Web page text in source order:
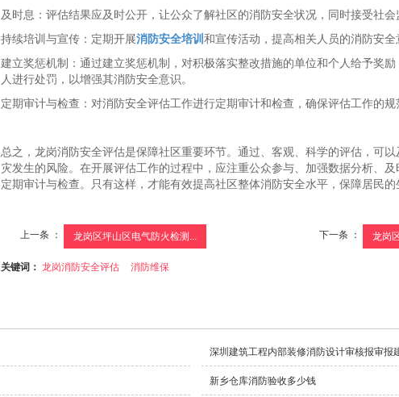
及时息：评估结果应及时公开，让公众了解社区的消防安全状况，同时接受社会
持续培训与宣传：定期开展消防安全培训 和宣传活动，提高相关人员的消防安全
建立奖惩机制：通过建立奖惩机制，对积极落实整改措施的单位和个人给予奖
人进行处罚，以增强其消防安全意识。
定期审计与检查：对消防安全评估工作进行定期审计和检查，确保评估工作的规
总之，龙岗消防安全评估是保障社区重要环节。通过 、客观、科学的评估，可
灾发生的风险。在开展评估工作的过程中，应注重公众参与、加强数据分析、及
定期审计与检查。只有这样，才能有效提高社区整体消防安全水平，保障居民的
上一条 ： 龙岗区坪山区电气防火检测... 下一条 ： 龙岗
关键词： 龙岗消防安全评估 消防维保
深圳建筑工程内部装修消防设计审核报审报
新乡仓库消防验收多少钱